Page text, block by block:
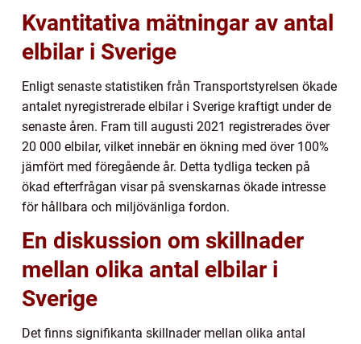
Kvantitativa mätningar av antal
elbilar i Sverige
Enligt senaste statistiken från Transportstyrelsen ökade
antalet nyregistrerade elbilar i Sverige kraftigt under de
senaste åren. Fram till augusti 2021 registrerades över
20 000 elbilar, vilket innebär en ökning med över 100%
jämfört med föregående år. Detta tydliga tecken på
ökad efterfrågan visar på svenskarnas ökade intresse
för hållbara och miljövänliga fordon.
En diskussion om skillnader
mellan olika antal elbilar i
Sverige
Det finns signifikanta skillnader mellan olika antal